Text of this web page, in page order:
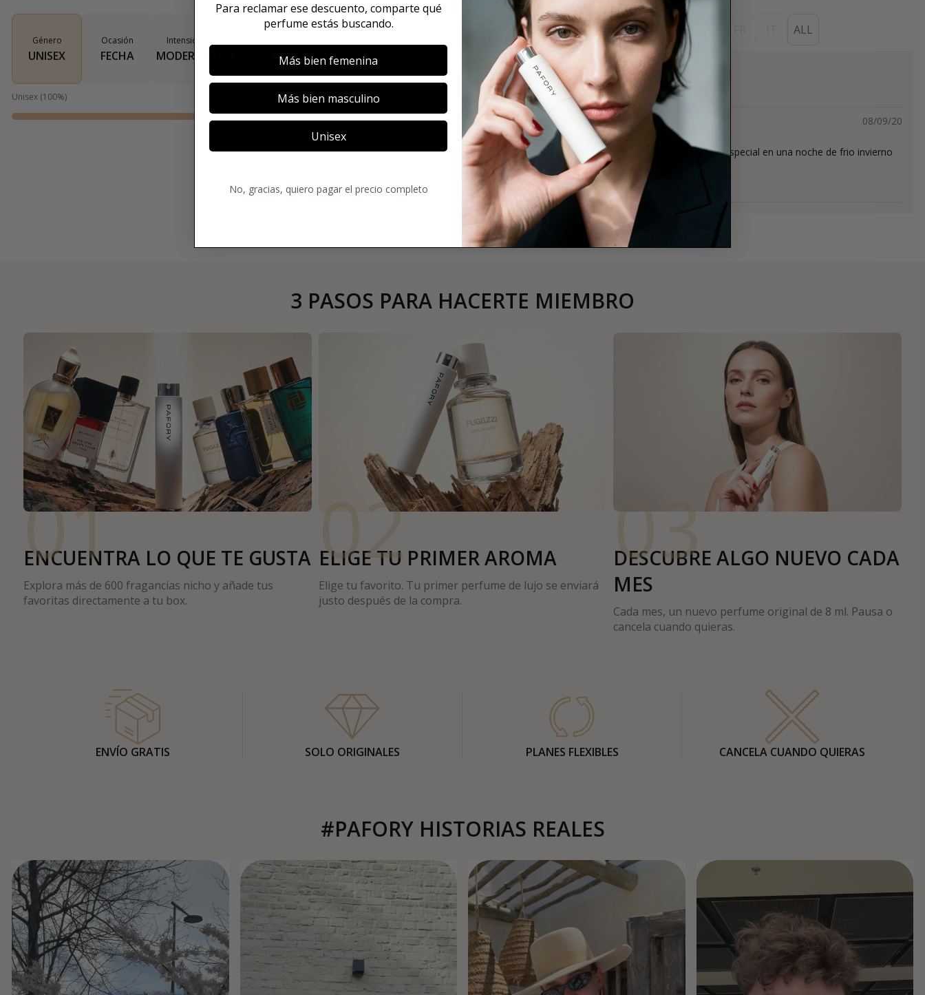
Género
UNISEX
Ocasión
FECHA
Intensidad
MODERADO PICANTE
Unisex (100%)
ES EN ALL
4.6
17 Comentarios
08/09/20
Original y muy masculino...para una cita especial en una noche de frio invierno
Nicolas
3 PASOS PARA HACERTE MIEMBRO
01
ENCUENTRA LO QUE TE GUSTA
Explora más de 600 fragancias nicho y añade tus
favoritas directamente a tu box.
02
ELIGE TU PRIMER AROMA
Elige tu favorito. Tu primer perfume de lujo se enviará
justo después de la compra.
03
DESCUBRE ALGO NUEVO CADA
MES
Cada mes, un nuevo perfume original de 8 ml. Pausa o
cancela cuando quieras.
ENVÍO GRATIS SOLO ORIGINALES PLANES FLEXIBLES CANCELA CUANDO QUIERAS
#PAFORY HISTORIAS REALES
Para reclamar ese descuento, comparte qué
perfume estás buscando.
Más bien femenina
Más bien masculino
Unisex
No, gracias, quiero pagar el precio completo